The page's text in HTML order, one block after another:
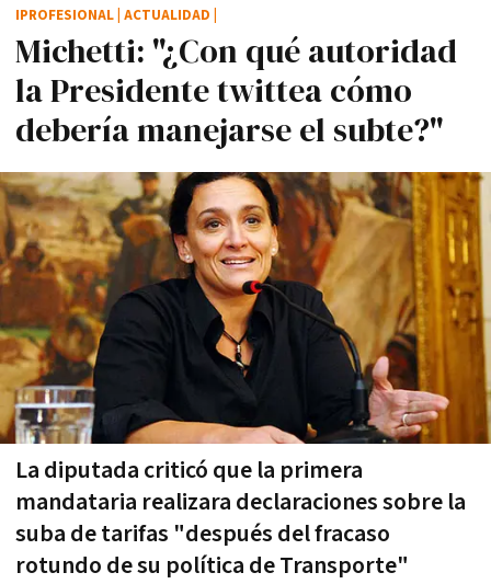
Michetti: "¿Con qué autoridad
la Presidente twittea cómo
deberí­a manejarse el subte?"
La diputada criticó que la primera
mandataria realizara declaraciones sobre la
suba de tarifas "después del fracaso
rotundo de su política de Transporte"
IPROFESIONAL ACTUALIDAD